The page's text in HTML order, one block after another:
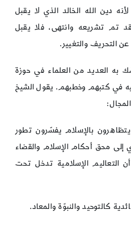
دين الله الخالد الذي لا يقبل
تم تشريعه وانتهى، فلا يقبل
عن التحريف والتغيير.
به العديد من العلماء في حوزة
في كتبهم وخطبهم. يقول الشيخ
بالإسلام يفسّرون تطور
إلى محق أحكام الإسلام والقضاء
التعاليم الإسلامية تدخل تحت
كالتوحيد والنبوّة والمعاد.